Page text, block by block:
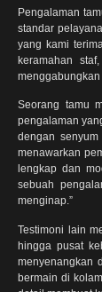
Pengalaman
standar
yang kami
keramahan
Seorang tamu
pengalaman
dengan
menawarkan
lengkap dan
sebuah
menginap.”
Testimoni lain
hingga pusat
menyenangkan
bermain di